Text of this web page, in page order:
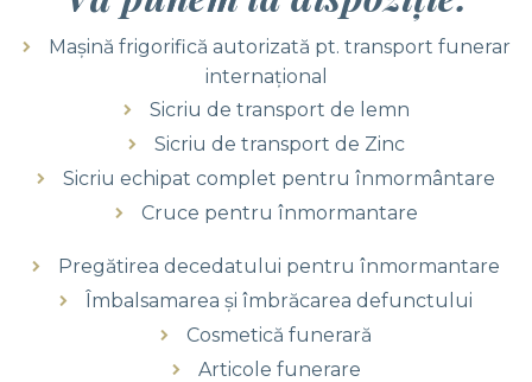
Mașină frigorifică autorizată pt. transport funerar
internațional
Sicriu de transport de lemn
Sicriu de transport de Zinc
Sicriu echipat complet pentru înmormântare
Cruce pentru înmormantare
Pregătirea decedatului pentru înmormantare
Îmbalsamarea și îmbrăcarea defunctului
Cosmetică funerară
Articole funerare